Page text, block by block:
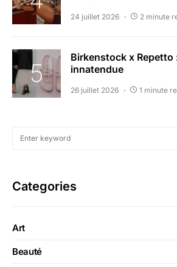
24 juillet 2026 2 minute
Birkenstock x Repetto
innatendue
26 juillet 2026 1 minute
Categories
Art
Beauté